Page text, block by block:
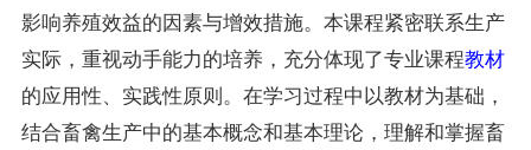
影响养殖效益的因素与增效措施。本课程紧密联系生产
实际，重视动手能力的培养，充分体现了专业课程教材
的应用性、实践性原则。在学习过程中以教材为基础，
结合畜禽生产中的基本概念和基本理论，理解和掌握畜